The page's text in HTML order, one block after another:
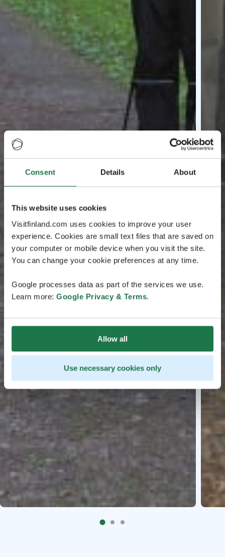
Consent Details About
This website uses cookies
Visitfinland.com uses cookies to improve your user
experience. Cookies are small text files that are saved on
your computer or mobile device when you visit the site.
You can change your cookie preferences at any time.
Google processes data as part of the services we use.
Learn more: Google Privacy & Terms.
Allow all
Use necessary cookies only